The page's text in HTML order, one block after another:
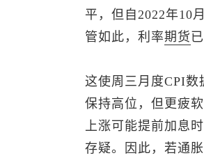
平，但自2022年10
管如此，利率期货
这使周三月度CPI
保持高位，但更疲
上涨可能提前加息
存疑。因此，若通